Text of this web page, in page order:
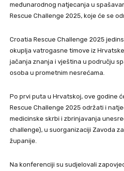
međunarodnog natjecanja u
Rescue Challenge 2025, koje će se
Croatia Rescue Challenge 2025
okuplja vatrogasne timove iz
jačanja znanja i vještina u području
osoba u prometnim nesrećama.
Po prvi puta u Hrvatskoj, ove godine
Rescue Challenge 2025 održati i
medicinske skrbi i zbrinjavanja
challenge), u suorganizaciji Zavoda
županije.
Na konferenciji su sudjelovali